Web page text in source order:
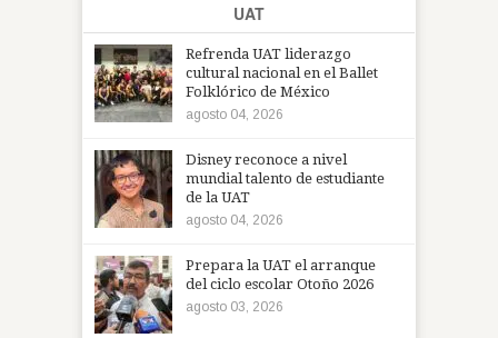
UAT
Refrenda UAT liderazgo
cultural nacional en el Ballet
Folklórico de México
agosto 04, 2026
Disney reconoce a nivel
mundial talento de estudiante
de la UAT
agosto 04, 2026
Prepara la UAT el arranque
del ciclo escolar Otoño 2026
agosto 03, 2026